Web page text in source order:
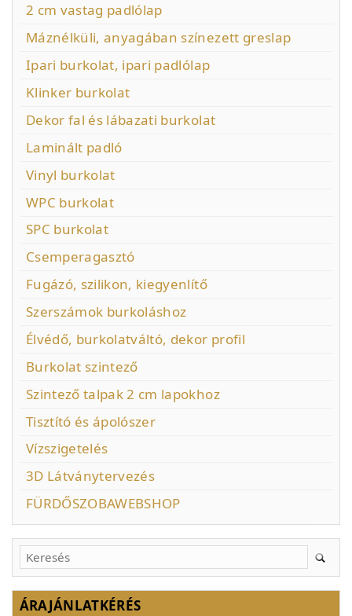
2 cm vastag padlólap
Máznélküli, anyagában színezett greslap
Ipari burkolat, ipari padlólap
Klinker burkolat
Dekor fal és lábazati burkolat
Laminált padló
Vinyl burkolat
WPC burkolat
SPC burkolat
Csemperagasztó
Fugázó, szilikon, kiegyenlítő
Szerszámok burkoláshoz
Élvédő, burkolatváltó, dekor profil
Burkolat szintező
Szintező talpak 2 cm lapokhoz
Tisztító és ápolószer
Vízszigetelés
3D Látványtervezés
FÜRDŐSZOBAWEBSHOP
ÁRAJÁNLATKÉRÉS